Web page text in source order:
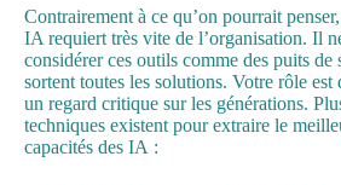
Contrairement à ce qu’on pourrait
IA requiert très vite de l’organisation. Il
considérer ces outils comme des puits de
sortent toutes les solutions. Votre rôle est
un regard critique sur les générations.
techniques existent pour extraire le
capacités des IA :